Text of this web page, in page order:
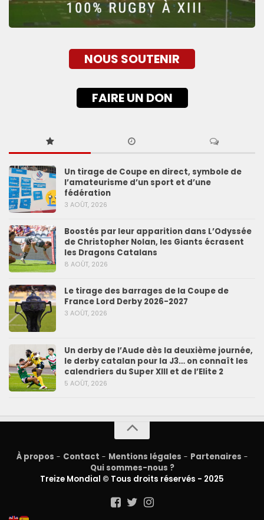
NOUS SOUTENIR
FAIRE UN DON
Un tirage de Coupe en direct, symbole de
l’amateurisme d’un sport et d’une
fédération
3 AOÛT, 2026
Boostés par leur apparition dans L’Odyssée
de Christopher Nolan, les Giants écrasent
les Dragons Catalans
8 AOÛT, 2026
Le tirage des barrages de la Coupe de
France Lord Derby 2026-2027
3 AOÛT, 2026
Un derby de l’Aude dès la deuxième journée,
le derby catalan pour la J3… on connaît les
calendriers du Super XIII et de l’Elite 2
5 AOÛT, 2026
À propos - Contact - Mentions légales - Partenaires -
Qui sommes-nous ?
Treize Mondial © Tous droits réservés - 2025